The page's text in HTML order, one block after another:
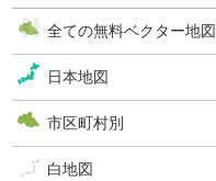
全ての無料ベクター地図
日本地図
市区町村別
白地図